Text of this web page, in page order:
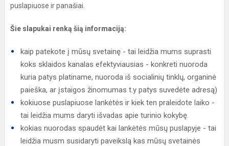
puslapiuose ir panašiai.
Šie slapukai renką šią informaciją:
kaip patekote į mūsų svetainę - tai leidžia mums suprasti
koks sklaidos kanalas efektyviausias - konkreti nuoroda
kuria patys platiname, nuoroda iš socialinių tinklų, organinė
paieška, ar įstaigos žinomumas t.y patys suvedėte adresą)
kokiuose puslapiuose lankėtės ir kiek ten praleidote laiko -
tai leidžia mums daryti išvadas apie turinio kokybę.
kokias nuorodas spaudėt kai lankėtės mūsų puslapyje - tai
leidžia musm susidaryti paveikslą kas mūsų svetainės